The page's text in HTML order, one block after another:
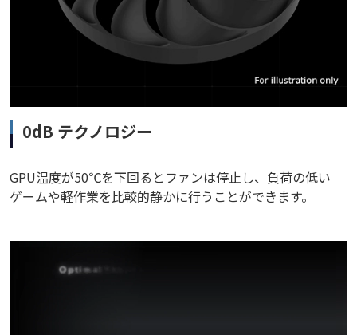
0dB テクノロジー
GPU温度が50℃を下回るとファンは停止し、負荷の低い
ゲームや軽作業を比較的静かに行うことができます。